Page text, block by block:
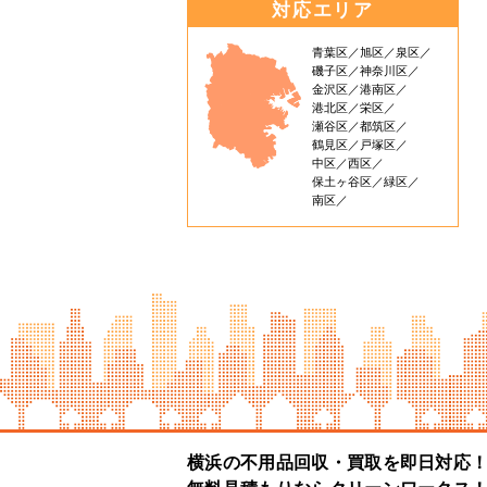
対応エリア
青葉区 旭区
泉区
磯子区
神奈川区
金沢区
港南区
港北区
栄区
瀬谷区
都筑区
鶴見区
戸塚区
中区
西区
保土ヶ谷区
緑区
南区
横浜の不用品回収・買取を即日対応